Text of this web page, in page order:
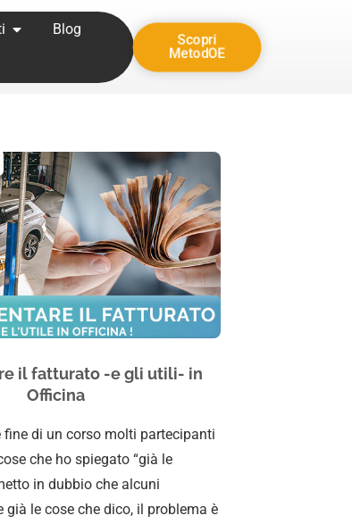
Blog
Scopri
MetodOE
il fatturato -e gli utili- in
Officina
fine di un corso molti partecipanti
che ho spiegato “già le
in dubbio che alcuni
già le cose che dico, il problema è